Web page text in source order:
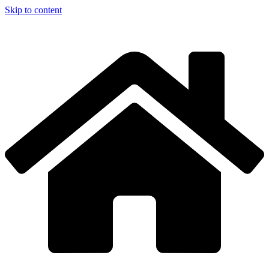
Skip to content